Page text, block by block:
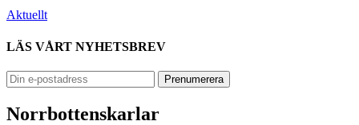
Aktuellt
LÄS VÅRT NYHETSBREV
Norrbottenskarlar